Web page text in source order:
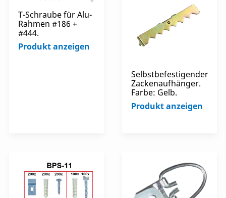
T-Schraube für Alu-
Rahmen #186 +
#444.
Produkt anzeigen
Selbstbefestigender
Zackenaufhänger.
Farbe: Gelb.
Produkt anzeigen